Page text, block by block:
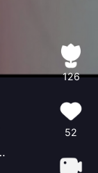
126
52